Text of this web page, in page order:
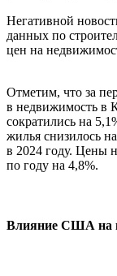
Негативной
данных по
цен на
Отметим, что за
в недвижимость в
сократились на
жилья снизилось
в 2024 году. Цены
по году на 4,8%.
Влияние США на